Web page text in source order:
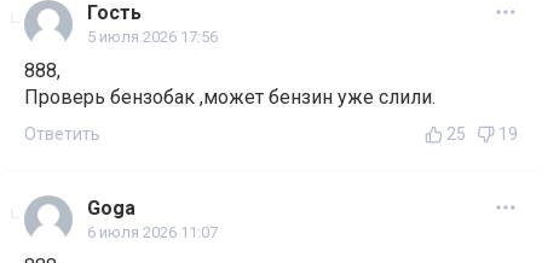
Гость
5 июля 2026 17:56
888,
Проверь бензобак ,может бензин уже слили.
Ответить 25 19
Goga
6 июля 2026 11:07